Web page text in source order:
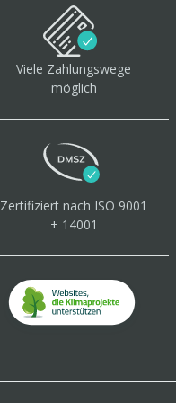
Viele Zahlungswege
möglich
Zertifiziert nach ISO 9001
+ 14001